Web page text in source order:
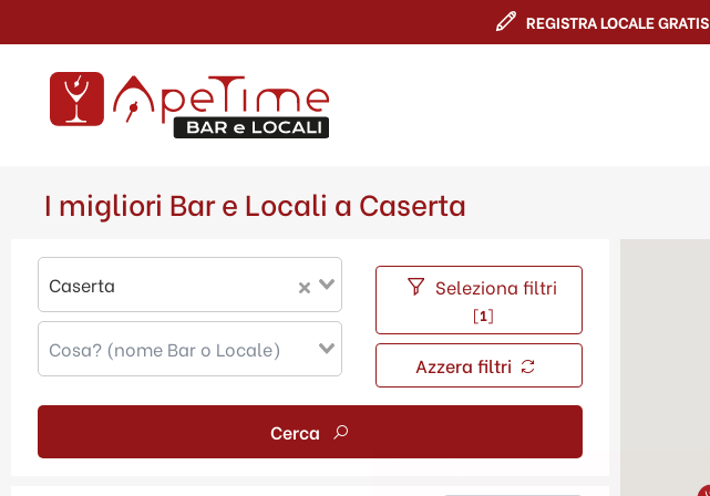
REGISTRA LOCALE GRATIS
I migliori Bar e Locali a Caserta
Caserta Seleziona filtri
[1]
Azzera filtri
Cerca